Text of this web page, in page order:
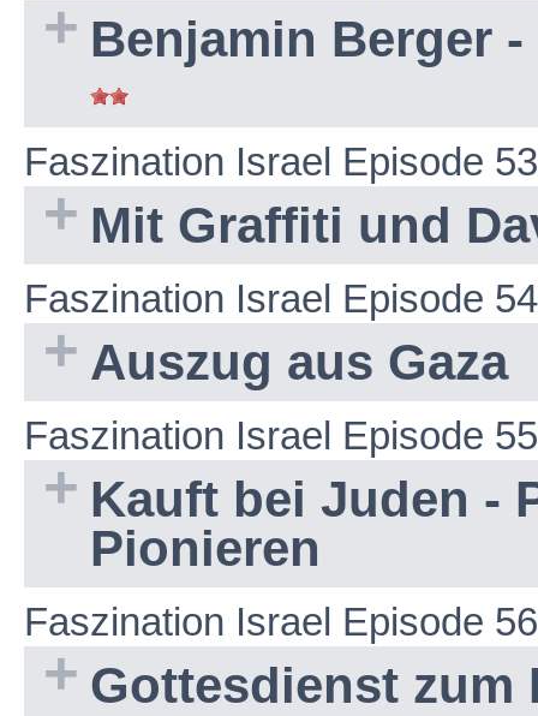
Benjamin Berger
Faszination Israel Episode 53
Mit Graffiti und
Faszination Israel Episode 54
Auszug aus Gaza
Faszination Israel Episode 55
Kauft bei Juden -
Pionieren
Faszination Israel Episode 56
Gottesdienst zum